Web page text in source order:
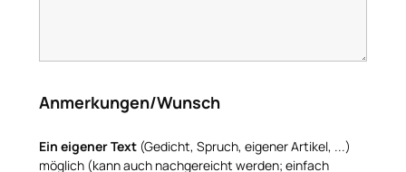
Anmerkungen/Wunsch
Ein eigener Text (Gedicht, Spruch, eigener Artikel, ...)
möglich (kann auch nachgereicht werden; einfach